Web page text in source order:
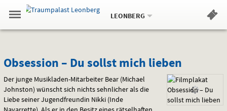
Springe
zum
,zum
.
Navigation
Gehe
zur
Standortauswahl
Standort:
LEONBERG.
Hinweis
Obsession
–
Du
Obsession – Du sollst mich lieben
Der junge Musikladen-Mitarbeiter Bear (Michael
Johnston) wünscht sich nichts sehnlicher als die
Liebe seiner Jugendfreundin Nikki (Inde